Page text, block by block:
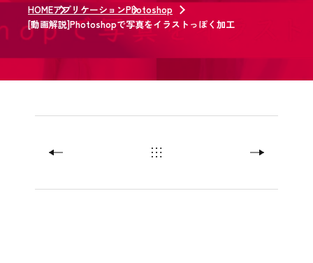
HOMEアプリケーションPhotoshop
[動画解説]Photoshopで写真をイラストっぽく加工